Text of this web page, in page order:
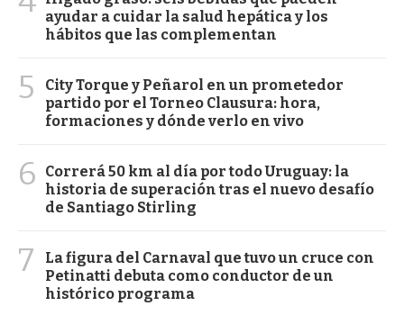
ayudar a cuidar la salud hepática y los
hábitos que las complementan
5
City Torque y Peñarol en un prometedor
partido por el Torneo Clausura: hora,
formaciones y dónde verlo en vivo
6
Correrá 50 km al día por todo Uruguay: la
historia de superación tras el nuevo desafío
de Santiago Stirling
7
La figura del Carnaval que tuvo un cruce con
Petinatti debuta como conductor de un
histórico programa